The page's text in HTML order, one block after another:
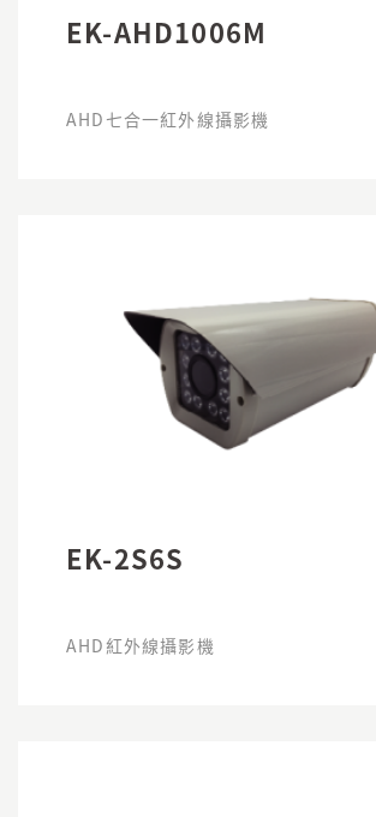
EK-AHD1006M
AHD七合一紅外線攝影機
EK-2S6S
AHD紅外線攝影機